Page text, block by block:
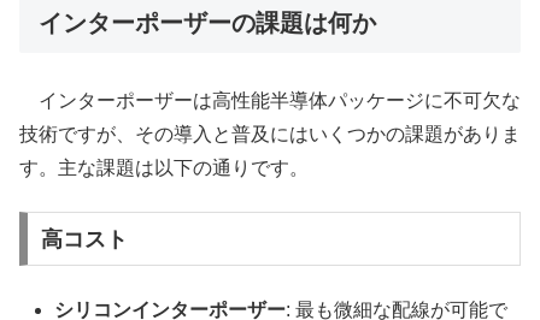
インターポーザーの課題は何か
インターポーザーは高性能半導体パッケージに不可欠な
技術ですが、その導入と普及にはいくつかの課題がありま
す。主な課題は以下の通りです。
高コスト
シリコンインターポーザー: 最も微細な配線が可能で